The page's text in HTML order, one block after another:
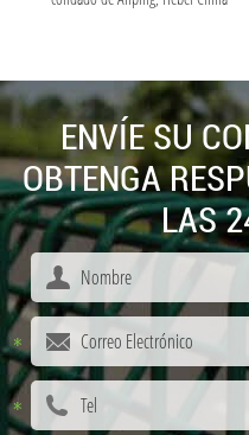
ENVÍE SU
OBTENGA
LAS